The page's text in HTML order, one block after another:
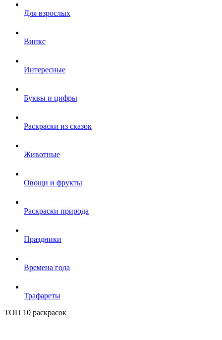
Для взрослых
Винкс
Интересные
Буквы и цифры
Раскраски из сказок
Животные
Овощи и фрукты
Раскраски природа
Праздники
Времена года
Трафареты
ТОП 10 раскрасок